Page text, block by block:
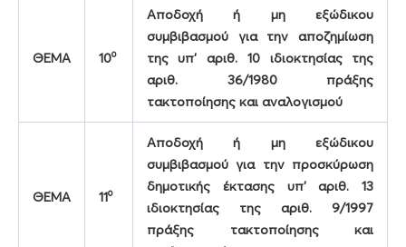
ΘΕΜΑ 10ο
Αποδοχή ή μηεξώδικου
συμβιβασμού για την αποζημίωση
της υπ’ αριθ. 10 ιδιοκτησίας της
αριθ. 36/1980 πράξης
τακτοποίησης και αναλογισμού
ΘΕΜΑ 11ο
Αποδοχή ή μηεξώδικου
συμβιβασμού για την προσκύρωση
δημοτικής έκτασης υπ’ αριθ. 13
ιδιοκτησίας της αριθ. 9/1997
πράξης τακτοποίησης και